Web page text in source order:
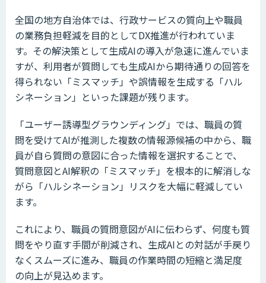
全国の地方自治体では、行政サービスの質向上や職員
の業務負担軽減を目的としてDX推進が行われていま
す。その解決策として生成AIの導入が急速に進んでいま
すが、利用者が質問しても生成AIから期待通りの回答を
得られない「ミスマッチ」や誤情報を生成する「ハル
シネーション」といった課題が残ります。
「ユーザー誘導型グラウンディング」では、職員の質
問を受けてAIが推測した複数の情報源候補の中から、職
員が自ら質問の意図に合った情報を選択することで、
質問意図とAI解釈の「ミスマッチ」を根本的に解消しな
がら「ハルシネーション」リスクを大幅に軽減してい
ます。
これにより、職員の質問意図がAIに伝わらず、何度も質
問をやり直す手間が削減され、生成AIとの対話が手戻り
なくスムーズに進み、職員の作業時間の短縮と満足度
の向上が見込めます。